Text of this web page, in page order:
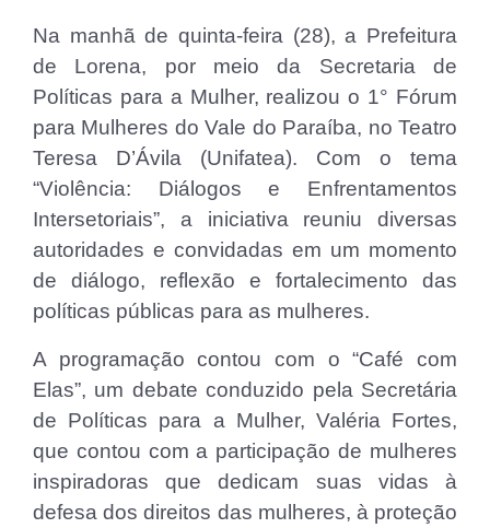
Na manhã de quinta-feira (28), a Prefeitura
de Lorena, por meio da Secretaria de
Políticas para a Mulher, realizou o 1° Fórum
para Mulheres do Vale do Paraíba, no Teatro
Teresa D’Ávila (Unifatea). Com o tema
“Violência: Diálogos e Enfrentamentos
Intersetoriais”, a iniciativa reuniu diversas
autoridades e convidadas em um momento
de diálogo, reflexão e fortalecimento das
políticas públicas para as mulheres.
A programação contou com o “Café com
Elas”, um debate conduzido pela Secretária
de Políticas para a Mulher, Valéria Fortes,
que contou com a participação de mulheres
inspiradoras que dedicam suas vidas à
defesa dos direitos das mulheres, à proteção